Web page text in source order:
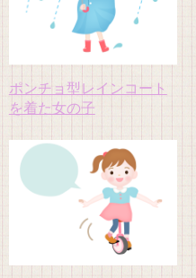
ポンチョ型レインコート
を着た女の子